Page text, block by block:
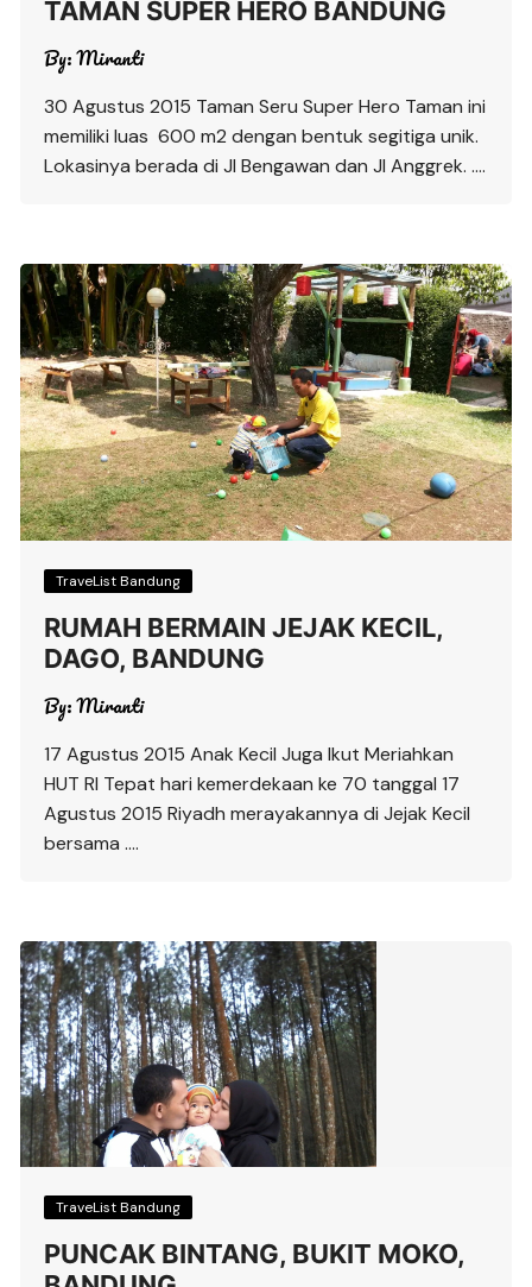
TAMAN SUPER HERO BANDUNG
By:Miranti
30 Agustus 2015 Taman Seru Super Hero Taman ini
memiliki luas 600 m2 dengan bentuk segitiga unik.
Lokasinya berada di Jl Bengawan dan Jl Anggrek. ….
TraveList Bandung
RUMAH BERMAIN JEJAK KECIL,
DAGO, BANDUNG
By:Miranti
17 Agustus 2015 Anak Kecil Juga Ikut Meriahkan
HUT RI Tepat hari kemerdekaan ke 70 tanggal 17
Agustus 2015 Riyadh merayakannya di Jejak Kecil
bersama ….
TraveList Bandung
PUNCAK BINTANG, BUKIT MOKO,